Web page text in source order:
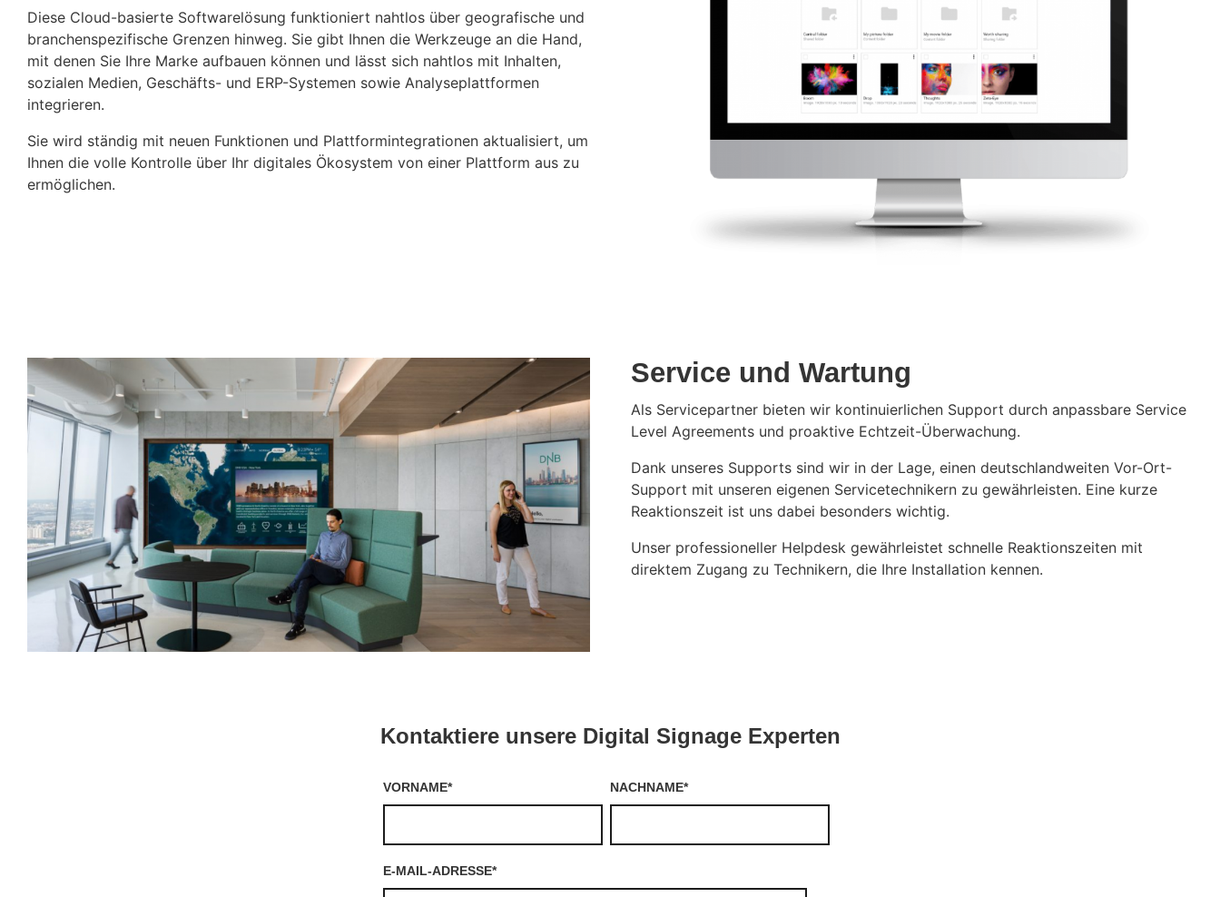
Diese Cloud-basierte Softwarelösung funktioniert nahtlos über geografische und
branchenspezifische Grenzen hinweg. Sie gibt Ihnen die Werkzeuge an die Hand,
mit denen Sie Ihre Marke aufbauen können und lässt sich nahtlos mit Inhalten,
sozialen Medien, Geschäfts- und ERP-Systemen sowie Analyseplattformen
integrieren.
Sie wird ständig mit neuen Funktionen und Plattformintegrationen aktualisiert, um
Ihnen die volle Kontrolle über Ihr digitales Ökosystem von einer Plattform aus zu
ermöglichen.
Service und Wartung
Als Servicepartner bieten wir kontinuierlichen Support durch anpassbare Service
Level Agreements und proaktive Echtzeit-Überwachung.
Dank unseres Supports sind wir in der Lage, einen deutschlandweiten Vor-Ort-
Support mit unseren eigenen Servicetechnikern zu gewährleisten. Eine kurze
Reaktionszeit ist uns dabei besonders wichtig.
Unser professioneller Helpdesk gewährleistet schnelle Reaktionszeiten mit
direktem Zugang zu Technikern, die Ihre Installation kennen.
Kontaktiere unsere Digital Signage Experten
VORNAME* NACHNAME*
E-MAIL-ADRESSE*